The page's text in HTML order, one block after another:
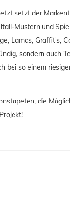
setzt der
Mustern und
Lamas, Graffitis,
sondern auch
bei so einem
die